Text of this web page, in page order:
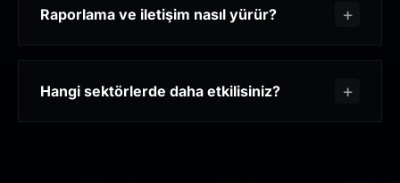
Raporlama ve iletişim nasıl yürür?
Hangi sektörlerde daha etkilisiniz?